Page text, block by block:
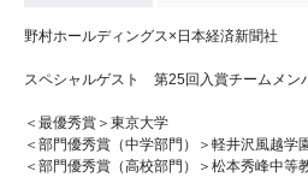
野村ホールディングス×日本経済新聞社
スペシャルゲスト 第25回入賞チームメン
＜最優秀賞＞東京大学
＜部門優秀賞（中学部門）＞軽井沢風越学
＜部門優秀賞（高校部門）＞松本秀峰中等